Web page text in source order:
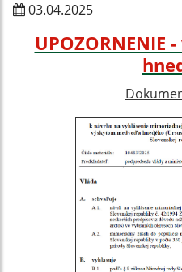
03.04.2025